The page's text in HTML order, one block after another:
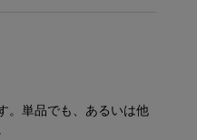
。単品でも、あるいは他